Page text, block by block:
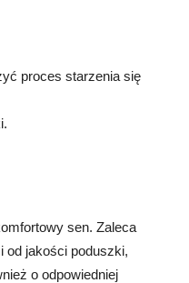
proces starzenia się
sen. Zaleca
od jakości poduszki,
o odpowiedniej